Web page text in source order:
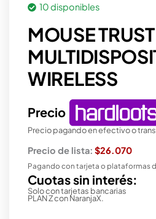
10 disponibles
MOUSE
WIRELESS
Precio
Precio pagando en efectivo o
Precio de lista: $26.070
Pagando con tarjeta o plataformas
Cuotas sin interés:
Solo con tarjetas bancarias
PLAN Z con NaranjaX.